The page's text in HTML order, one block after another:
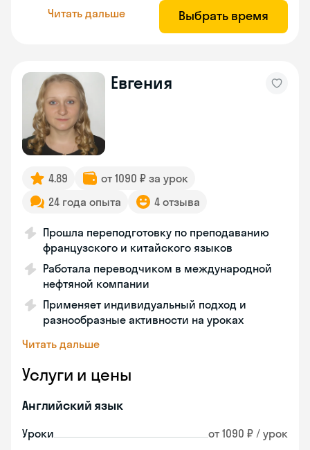
Читать дальше Выбрать время
Евгения
4.89
от 1090 ₽ за урок
24 года опыта
4 отзыва
Прошла переподготовку по преподаванию
французского и китайского языков
Работала переводчиком в международной
нефтяной компании
Применяет индивидуальный подход и
разнообразные активности на уроках
Читать дальше
Услуги и цены
Английский язык
Уроки от 1090 ₽ / урок